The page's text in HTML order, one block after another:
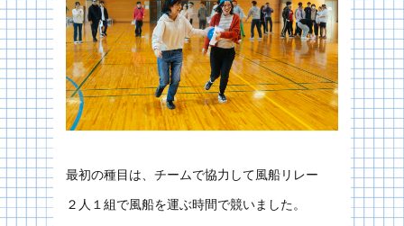
最初の種目は、チームで協力して風船リレー
２人１組で風船を運ぶ時間で競いました。